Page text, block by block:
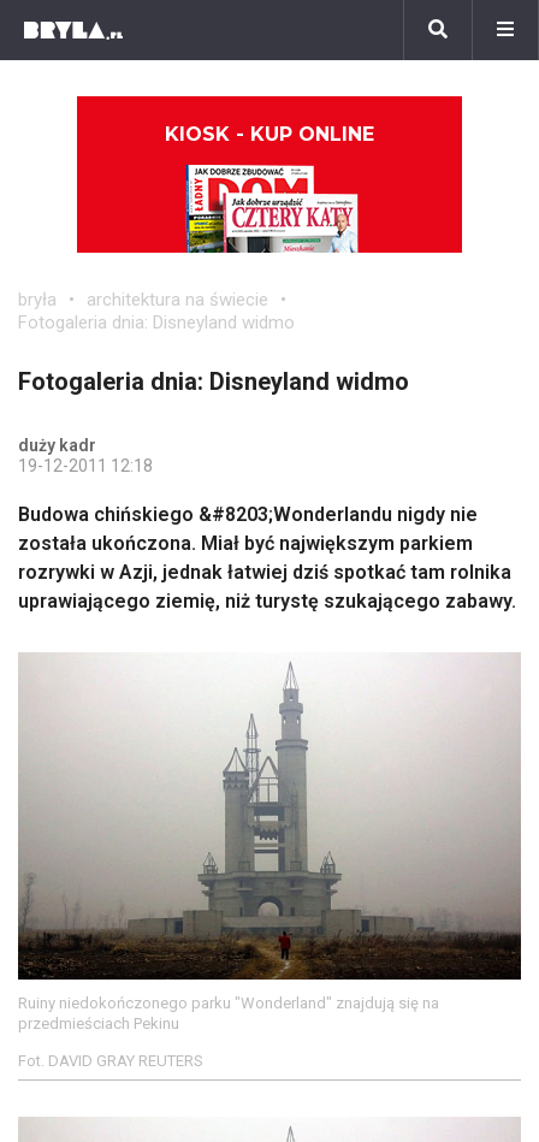
KIOSK - KUP ONLINE
bryła
architektura na świecie
Fotogaleria dnia: Disneyland widmo
Fotogaleria dnia: Disneyland widmo
duży kadr
19-12-2011 12:18
Budowa chińskiego &#8203;Wonderlandu nigdy nie
została ukończona. Miał być największym parkiem
rozrywki w Azji, jednak łatwiej dziś spotkać tam rolnika
uprawiającego ziemię, niż turystę szukającego zabawy.
Ruiny niedokończonego parku "Wonderland" znajdują się na
przedmieściach Pekinu
Fot. DAVID GRAY REUTERS